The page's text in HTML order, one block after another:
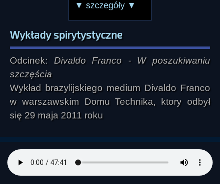
▼ szczegóły ▼
Wykłady spirytystyczne
Odcinek: Divaldo Franco - W poszukiwaniu
szczęścia
Wykład brazylijskiego medium Divaldo Franco
w warszawskim Domu Technika, ktory odbył
się 29 maja 2011 roku